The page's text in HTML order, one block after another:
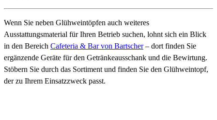
Wenn Sie neben Glühweintöpfen auch weiteres
Ausstattungsmaterial für Ihren Betrieb suchen, lohnt sich ein Blick
in den Bereich Cafeteria & Bar von Bartscher– dort finden Sie
ergänzende Geräte für den Getränkeausschank und die Bewirtung.
Stöbern Sie durch das Sortiment und finden Sie den Glühweintopf,
der zu Ihrem Einsatzzweck passt.